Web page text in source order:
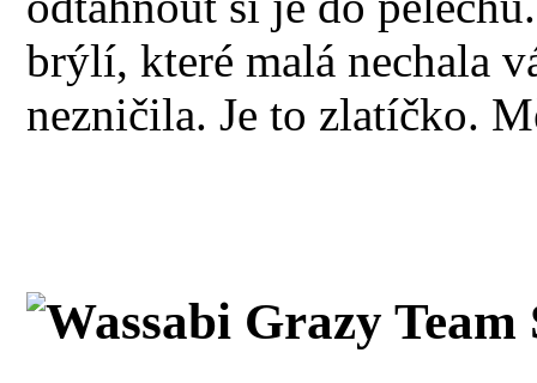
brýlí, které malá nechala
nezničila. Je to zlatíčko.
Wassabi Grazy Team